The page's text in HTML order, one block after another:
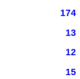
174
13
12
15